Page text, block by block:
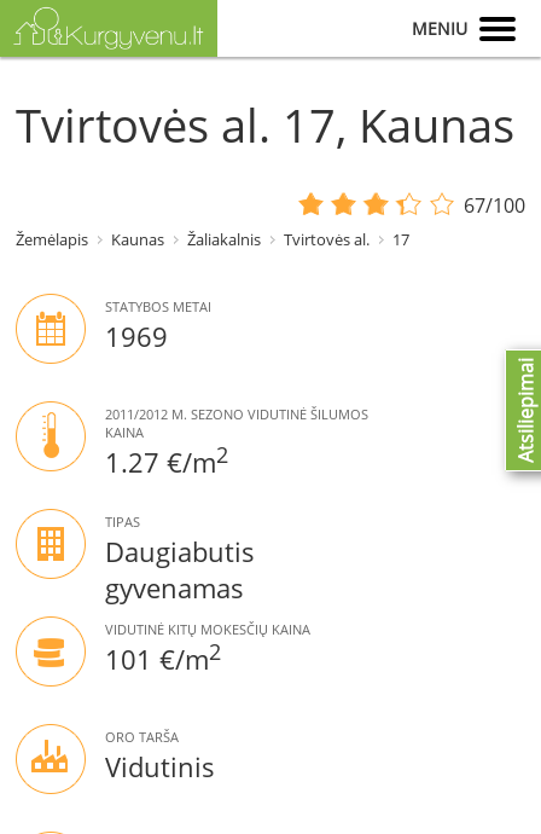
MENIU
Tvirtovės al. 17, Kaunas
67/100
Žemėlapis Kaunas Žaliakalnis Tvirtovės al. 17
STATYBOS METAI
1969
2011/2012 M. SEZONO VIDUTINĖ ŠILUMOS
KAINA
1.27 €/m2
TIPAS
Daugiabutis
gyvenamas
VIDUTINĖ KITŲ MOKESČIŲ KAINA
101 €/m2
ORO TARŠA
Vidutinis
Atsiliepimai